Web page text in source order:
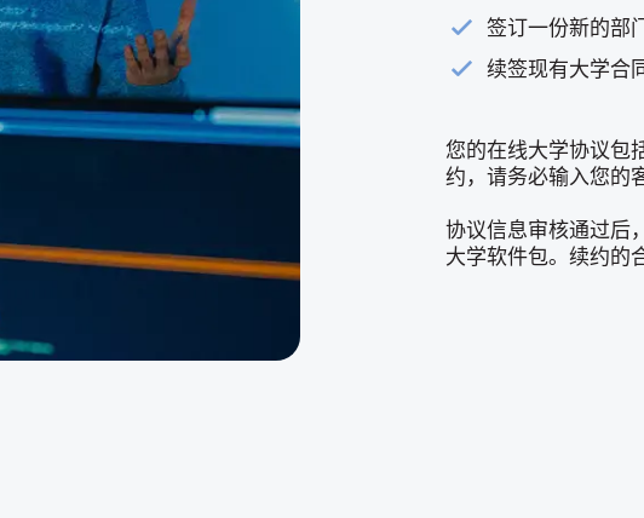
签订一份新的部
续签现有大学合
您的在线大学协议包
约，请务必输入您的
协议信息审核通过后
大学软件包。续约的